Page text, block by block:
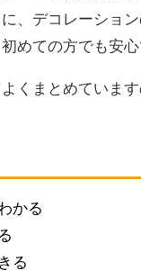
、デコレーショ
めての方でも安心
くまとめていま
かる
る